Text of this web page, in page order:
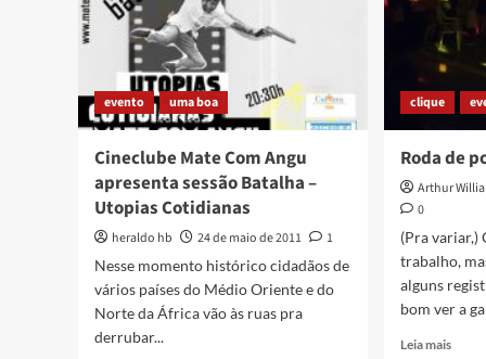
evento uma boa
Cineclube Mate Com Angu
apresenta sessão Batalha –
Utopias Cotidianas
heraldo hb 24 de maio de 2011
1
Nesse momento histórico cidadãos de
vários países do Médio Oriente e do
Norte da África vão às ruas pra
derrubar...
clique
Roda de
Arthur
0
(Pra variar,)
trabalho,
alguns
bom ver a
Leia maisRead